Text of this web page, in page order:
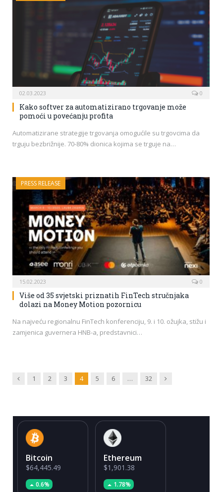
02.03.2023 0
Kako softver za automatizirano trgovanje može
pomoći u povećanju profita
Automatizirane strategije trgovanja omogućile su trgovcima da
trguju bezbrižnije. 70-80% dionica kojima se trguje na…
PRESS RELEASE
15.02.2023 0
Više od 35 svjetski priznatih FinTech stručnjaka
dolazi na Money Motion pozornicu
Na najveću regionalnu FinTech konferenciju, 9. i 10. ožujka, stižu i
zamjenica guvernera HNB-a, predstavnici…
Previous
1 2 3 4 5 6 … 32 Next
Bitcoin
$64,445.49
0.6%
Ethereum
$1,901.38
1.78%